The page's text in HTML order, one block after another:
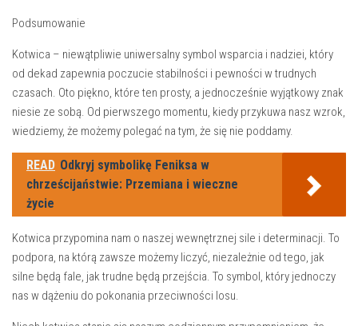
Podsumowanie
Kotwica –‍ niewątpliwie‍ uniwersalny ⁣symbol wsparcia i nadziei, który‌
od⁤ dekad zapewnia ⁣poczucie​ stabilności ⁤i pewności w trudnych
czasach. Oto ⁣piękno, które ⁢ten ⁤prosty, a jednocześnie wyjątkowy znak
niesie ze sobą. Od ‌pierwszego momentu, ⁢kiedy przykuwa​ nasz ⁢wzrok,
‍wiedziemy, że⁤ możemy polegać na‍ tym, że ‌się nie poddamy.
READ Odkryj symbolikę Feniksa w
chrześcijaństwie: Przemiana i wieczne
życie
Kotwica przypomina nam o naszej wewnętrznej sile ​i determinacji.​ To
podpora,‍ na którą zawsze możemy liczyć, niezależnie⁤ od tego, jak
silne będą fale, jak trudne będą przejścia. ⁤To symbol, który jednoczy
nas ‍w dążeniu⁢ do⁤ pokonania przeciwności losu.